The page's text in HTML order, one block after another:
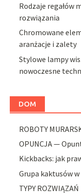
Rodzaje regałów
rozwiązania
Chromowane
aranżacje i zalety
Stylowe lampy
nowoczesne
DOM
ROBOTY
OPUNCJA —
Kickbacks: jak
Grupa kaktusów
TYPY ROZWIĄZAŃ